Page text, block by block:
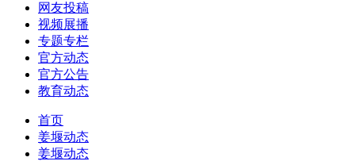
网友投稿
视频展播
专题专栏
官方动态
官方公告
教育动态
首页
姜堰动态
姜堰动态